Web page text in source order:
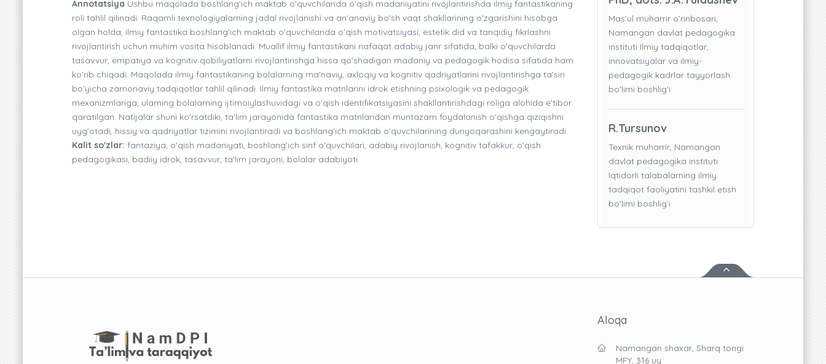
Annotatsiya Ushbu maqolada boshlang'ich maktab o'quvchilarida o'qish madaniyatini rivojlantirishda ilmiy fantastikaning
roli tahlil qilinadi. Raqamli texnologiyalarning jadal rivojlanishi va an'anaviy bo'sh vaqt shakllarining o'zgarishini hisobga
olgan holda, ilmiy fantastika boshlang'ich maktab o'quvchilarida o'qish motivatsiyasi, estetik did va tanqidiy fikrlashni
rivojlantirish uchun muhim vosita hisoblanadi. Muallif ilmiy fantastikani nafaqat adabiy janr sifatida, balki o'quvchilarda
tasavvur, empatiya va kognitiv qobiliyatlarni rivojlantirishga hissa qo'shadigan madaniy va pedagogik hodisa sifatida ham
ko'rib chiqadi. Maqolada ilmiy fantastikaning bolalarning ma'naviy, axloqiy va kognitiv qadriyatlarini rivojlantirishga ta'siri
bo'yicha zamonaviy tadqiqotlar tahlil qilinadi. Ilmiy fantastika matnlarini idrok etishning psixologik va pedagogik
mexanizmlariga, ularning bolalarning ijtimoiylashuvidagi va o'qish identifikatsiyasini shakllantirishdagi roliga alohida e'tibor
qaratilgan. Natijalar shuni ko'rsatdiki, ta'lim jarayonida fantastika matnlaridan muntazam foydalanish o'qishga qiziqishni
uyg'otadi, hissiy va qadriyatlar tizimini rivojlantiradi va boshlang'ich maktab o'quvchilarining dunyoqarashini kengaytiradi.
Kalit so'zlar: fantaziya, o'qish madaniyati, boshlang'ich sinf o'quvchilari, adabiy rivojlanish, kognitiv tafakkur, o'qish
pedagogikasi, badiiy idrok, tasavvur, ta'lim jarayoni, bolalar adabiyoti.
Mas’ul muharrir o’rinbosari,
Namangan davlat pedagogika
instituti Ilmiy tadqiqotlar,
innovatsiyalar va ilmiy-
pedagogik kadrlar tayyorlash
bo'limi boshlig’i
R.Tursunov
Texnik muharrir, Namangan
davlat pedagogika instituti
Iqtidorli talabalarning ilmiy
tadqiqot faoliyatini tashkil etish
bo'limi boshlig’i
Aloqa
Namangan shaxar, Sharq tongi
MFY, 316 uy